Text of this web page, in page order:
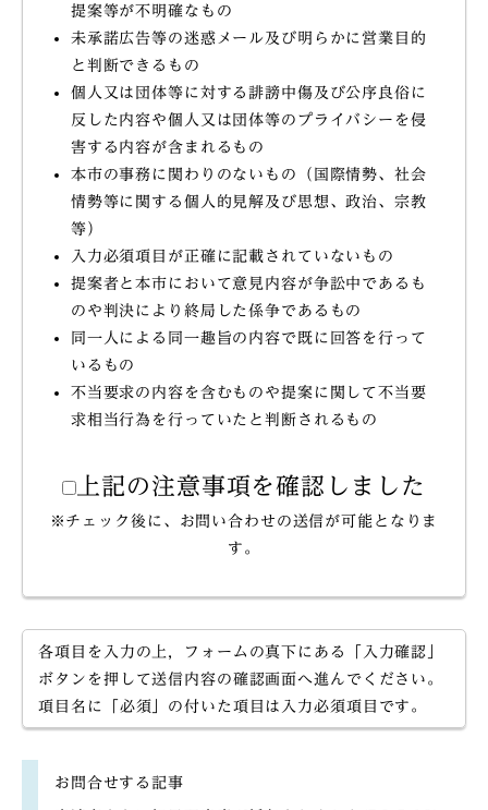
提案等が不明確なもの
未承諾広告等の迷惑メール及び明らかに営業目的
と判断できるもの
個人又は団体等に対する誹謗中傷及び公序良俗に
反した内容や個人又は団体等のプライバシーを侵
害する内容が含まれるもの
本市の事務に関わりのないもの（国際情勢、社会
情勢等に関する個人的見解及び思想、政治、宗教
等）
入力必須項目が正確に記載されていないもの
提案者と本市において意見内容が争訟中であるも
のや判決により終局した係争であるもの
同一人による同一趣旨の内容で既に回答を行って
いるもの
不当要求の内容を含むものや提案に関して不当要
求相当行為を行っていたと判断されるもの
上記の注意事項を確認しました
※チェック後に、お問い合わせの送信が可能となりま
す。
各項目を入力の上，フォームの真下にある「入力確認」
ボタンを押して送信内容の確認画面へ進んでください。
項目名に「必須」の付いた項目は入力必須項目です。
お問合せする記事